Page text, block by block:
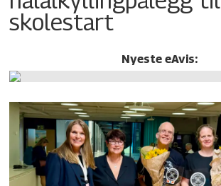
skolestart
Nyeste eAvis: